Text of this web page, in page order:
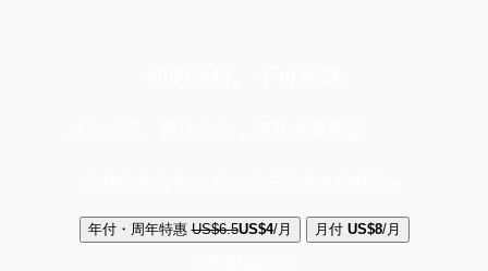
年付・周年特惠 US$6.5US$4/月 月付 US$8/月